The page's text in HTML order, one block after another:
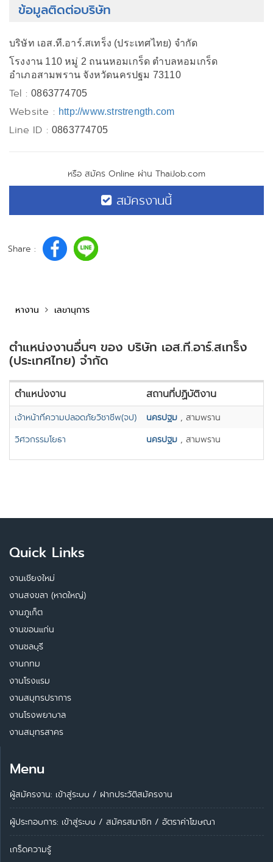
ข้อมูลติดต่อบริษัท
บริษัท เอส.ที.อาร์.สเทร็ง (ประเทศไทย) จำกัด
โรงงาน 110 หมู่ 2 ถนนหอมเกร็ด ตำบลหอมเกร็ด
อำเภอสามพราน จังหวัดนครปฐม 73110
Tel :0863774705
Website : http://www.strstrength.com
Line ID : 0863774705
หรือ สมัคร Online ผ่าน ThaiJob.com
สมัครงานนี้
Share :
หางาน เลขานุการ
ตำแหน่งงานอื่นๆ ของ บริษัท เอส.ที.อาร์.สเทร็ง
(ประเทศไทย) จำกัด
ตำแหน่งงาน สถานที่ปฏิบัติงาน
เจ้าหน้าที่ความปลอดภัยวิชาชีพ(จป) นครปฐม , สามพราน
วิศวกรรมโยธา
นครปฐม , สามพราน
Quick Links
งานเชียงใหม่
งานสงขลา (หาดใหญ่)
งานภูเก็ต
งานขอนแก่น
งานชลบุรี
งานกทม
งานโรงแรม
งานสมุทรปราการ
งานโรงพยาบาล
งานสมุทรสาคร
Menu
ผู้สมัครงาน: เข้าสู่ระบบ / ฝากประวัติสมัครงาน
ผู้ประกอบการ: เข้าสู่ระบบ / สมัครสมาชิก / อัตราค่าโฆษณา
เกร็ดความรู้